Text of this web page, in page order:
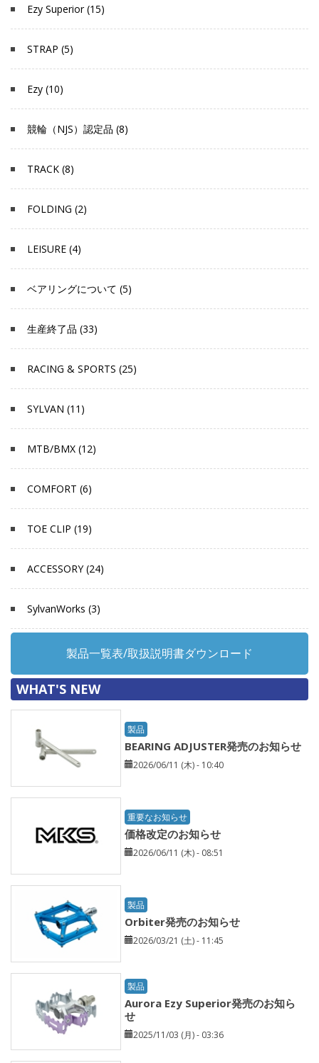
Ezy Superior (15)
STRAP (5)
Ezy (10)
競輪（NJS）認定品 (8)
TRACK (8)
FOLDING (2)
LEISURE (4)
ベアリングについて (5)
生産終了品 (33)
RACING & SPORTS (25)
SYLVAN (11)
MTB/BMX (12)
COMFORT (6)
TOE CLIP (19)
ACCESSORY (24)
SylvanWorks (3)
製品一覧表/取扱説明書ダウンロード
WHAT'S NEW
製品
BEARING ADJUSTER発売のお知らせ
2026/06/11 (木) - 10:40
重要なお知らせ
価格改定のお知らせ
2026/06/11 (木) - 08:51
製品
Orbiter発売のお知らせ
2026/03/21 (土) - 11:45
製品
Aurora Ezy Superior発売のお知ら
せ
2025/11/03 (月) - 03:36